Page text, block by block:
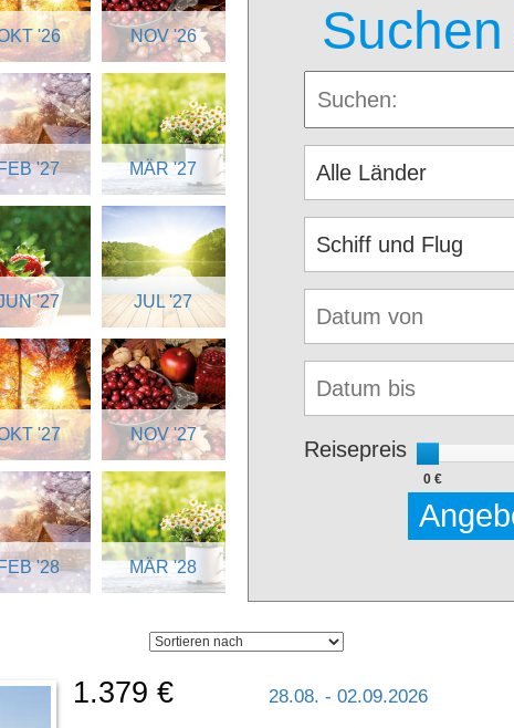
'26 NOV '26
'27 MÄR '27
'27 JUL '27
'27 NOV '27
'28 MÄR '28
Reisepreis
0 €
1.379 € 28.08. - 02.09.2026